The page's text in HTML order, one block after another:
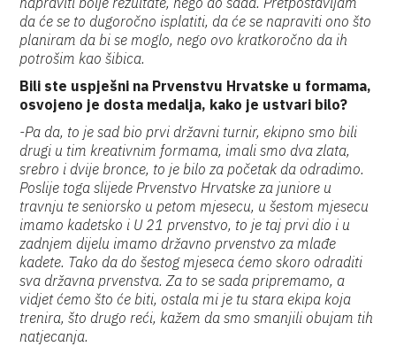
da će se to dugoročno isplatiti, da će se napraviti ono što
planiram da bi se moglo, nego ovo kratkoročno da ih
potrošim kao šibica.
Bili ste uspješni na Prvenstvu Hrvatske u formama,
osvojeno je dosta medalja, kako je ustvari bilo?
-Pa da, to je sad bio prvi državni turnir, ekipno smo bili
drugi u tim kreativnim formama, imali smo dva zlata,
srebro i dvije bronce, to je bilo za početak da odradimo.
Poslije toga slijede Prvenstvo Hrvatske za juniore u
travnju te seniorsko u petom mjesecu, u šestom mjesecu
imamo kadetsko i U 21 prvenstvo, to je taj prvi dio i u
zadnjem dijelu imamo državno prvenstvo za mlađe
kadete. Tako da do šestog mjeseca ćemo skoro odraditi
sva državna prvenstva. Za to se sada pripremamo, a
vidjet ćemo što će biti, ostala mi je tu stara ekipa koja
trenira, što drugo reći, kažem da smo smanjili obujam tih
natjecanja.